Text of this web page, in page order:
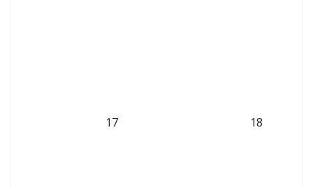
17 18